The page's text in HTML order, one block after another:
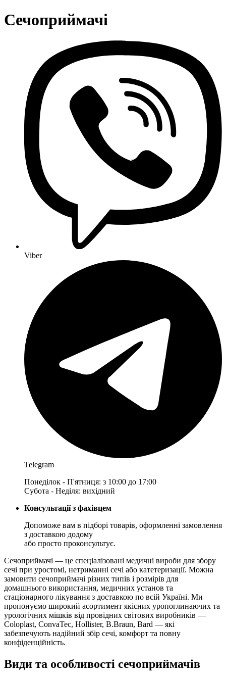
Сечоприймачі
Viber
Telegram
Понеділок - П'ятниця: з 10:00 до 17:00
Субота - Неділя: вихідний
Консультації з фахівцем
Допоможе вам в підборі товарів, оформленні замовлення
з доставкою додому
або просто проконсультує.
Сечоприймачі — це спеціалізовані медичні вироби для збору
сечі при уростомі, нетриманні сечі або катетеризації. Можна
замовити сечоприймачі різних типів і розмірів для
домашнього використання, медичних установ та
стаціонарного лікування з доставкою по всій Україні. Ми
пропонуємо широкий асортимент якісних уропоглинаючих та
урологічних мішків від провідних світових виробників —
Coloplast, ConvaTec, Hollister, B.Braun, Bard — які
забезпечують надійний збір сечі, комфорт та повну
конфіденційність.
Види та особливості сечоприймачів